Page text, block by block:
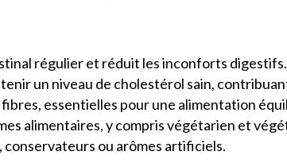
régulier et réduit les inconforts digestifs.
un niveau de cholestérol sain,
essentielles pour une alimentation
alimentaires, y compris végétarien et
ou arômes artificiels.